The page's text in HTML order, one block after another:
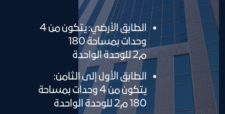
الطابق الأرضي: يتكون من 4
وحدات بمساحة 180
م2 للوحدة الواحدة
الطابق الأول إلى الثامن:
يتكون من 4 وحدات بمساحة
180 م2 للوحدة الواحدة